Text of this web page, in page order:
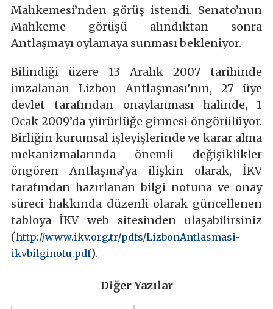
Mahkemesi’nden görüş istendi. Senato’nun
Mahkeme görüşü alındıktan sonra
Antlaşmayı oylamaya sunması bekleniyor.
Bilindiği üzere 13 Aralık 2007 tarihinde
imzalanan Lizbon Antlaşması’nın, 27 üye
devlet tarafından onaylanması halinde, 1
Ocak 2009’da yürürlüğe girmesi öngörülüyor.
Birliğin kurumsal işleyişlerinde ve karar alma
mekanizmalarında önemli değişiklikler
öngören Antlaşma’ya ilişkin olarak, İKV
tarafından hazırlanan bilgi notuna ve onay
süreci hakkında düzenli olarak güncellenen
tabloya İKV web sitesinden ulaşabilirsiniz
(http://www.ikv.org.tr/pdfs/LizbonAntlasmasi-
ikvbilginotu.pdf).
Diğer Yazılar